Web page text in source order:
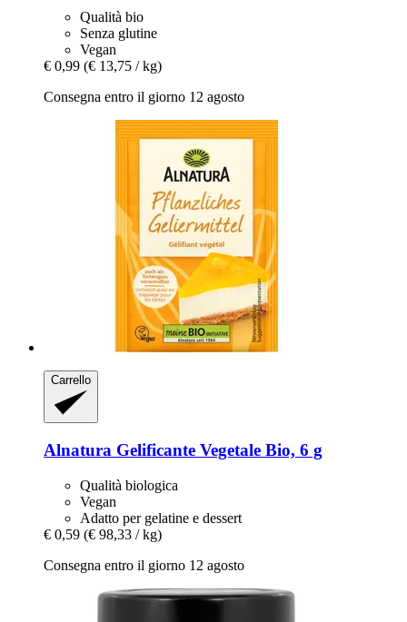
Qualità bio
Senza glutine
Vegan
€ 0,99 (€ 13,75 / kg)
Consegna entro il giorno 12 agosto
Carrello
Alnatura Gelificante Vegetale Bio, 6 g
Qualità biologica
Vegan
Adatto per gelatine e dessert
€ 0,59 (€ 98,33 / kg)
Consegna entro il giorno 12 agosto